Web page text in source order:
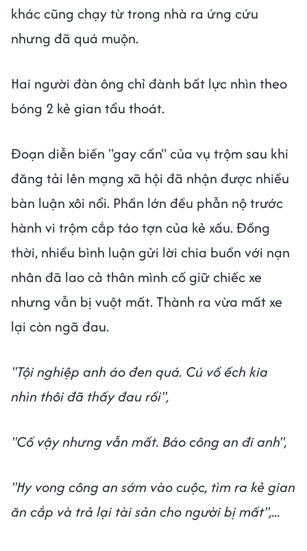
khác cũng chạy từ trong nhà ra ứng cứu
nhưng đã quá muộn.
Hai người đàn ông chỉ đành bất lực nhìn theo
bóng 2 kẻ gian tẩu thoát.
Đoạn diễn biến "gay cấn" của vụ trộm sau khi
đăng tải lên mạng xã hội đã nhận được nhiều
bàn luận xôi nổi. Phần lớn đều phẫn nộ trước
hành vi trộm cắp táo tợn của kẻ xấu. Đồng
thời, nhiều bình luận gửi lời chia buồn với nạn
nhân đã lao cả thân mình cố giữ chiếc xe
nhưng vẫn bị vuột mất. Thành ra vừa mất xe
lại còn ngã đau.
"Tội nghiệp anh áo đen quá. Cú vồ ếch kia
nhìn thôi đã thấy đau rồi",
"Cố vậy nhưng vẫn mất. Báo công an đi anh",
"Hy vong công an sớm vào cuộc, tìm ra kẻ gian
ăn cắp và trả lại tài sản cho người bị mất",...